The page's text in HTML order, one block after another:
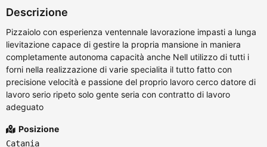
Descrizione
Pizzaiolo con esperienza ventennale lavorazione impasti a lunga
lievitazione capace di gestire la propria mansione in maniera
completamente autonoma capacità anche Nell utilizzo di tutti i
forni nella realizzazione di varie specialita il tutto fatto con
precisione velocità e passione del proprio lavoro cerco datore di
lavoro serio ripeto solo gente seria con contratto di lavoro
adeguato
Posizione
Catania